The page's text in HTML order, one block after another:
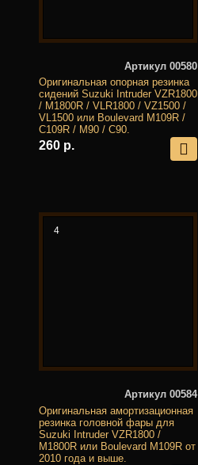
Артикул 00580
Оригинальная опорная резинка
сидений Suzuki Intruder VZR1800
/ M1800R / VLR1800 / VZ1500 /
VL1500 или Boulevard M109R /
C109R / M90 / C90.
260 р.
4
Артикул 00584
Оригинальная амортизационная
резинка головной фары для
Suzuki Intruder VZR1800 /
M1800R или Boulevard M109R от
2010 года и выше.